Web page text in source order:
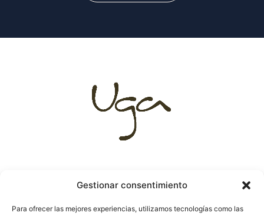
Gestionar consentimiento
Para ofrecer las mejores experiencias, utilizamos tecnologías como las
Destinos
C. Alonso Cano